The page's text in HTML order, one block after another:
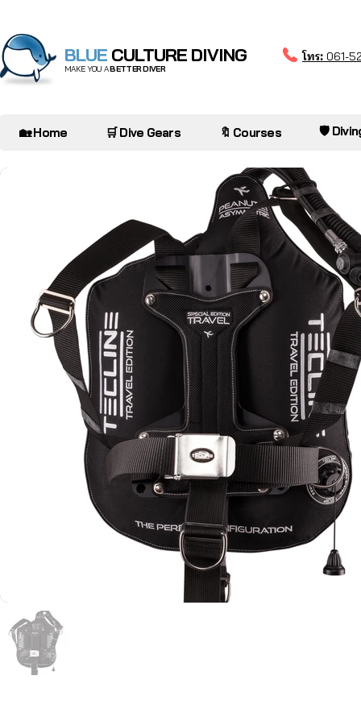
BLUE CULTURE DIVING
MAKE YOU ABETTER DIVER
โทร: 061-
🏡 Home 🛒 Dive Gears 🔖 Courses 🛡️